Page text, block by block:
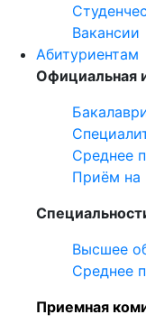
Вакансии
Абитуриентам
Официальная
Среднее
Приём на
Высшее
Среднее
Приемная